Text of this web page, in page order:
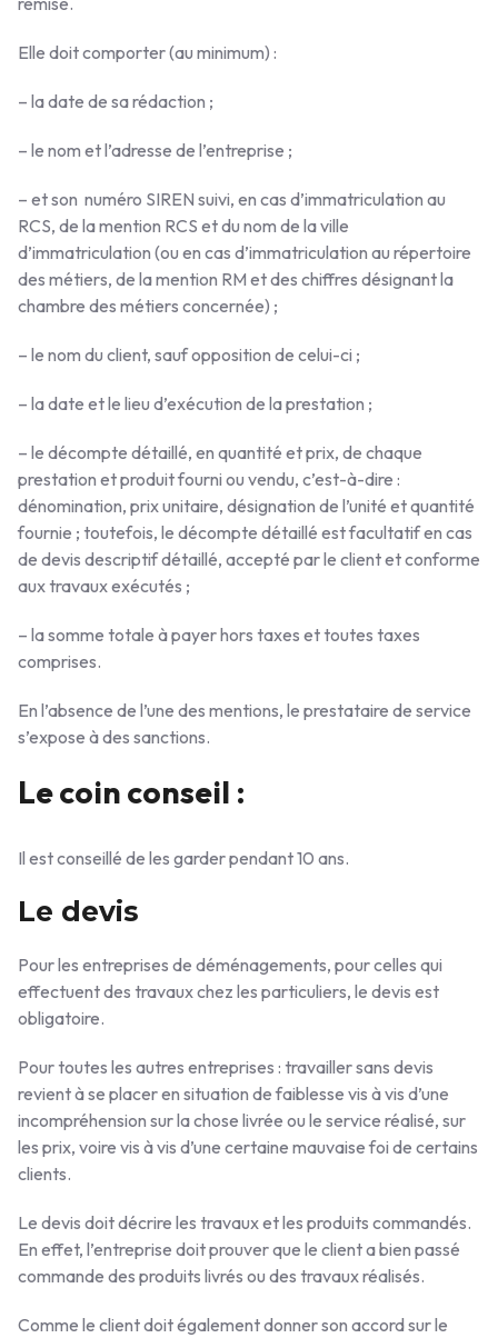
Elle doit comporter (au minimum) :
– la date de sa rédaction ;
– le nom et l’adresse de l’entreprise ;
– et son numéro SIREN suivi, en cas d’immatriculation au
RCS, de la mention RCS et du nom de la ville
d’immatriculation (ou en cas d’immatriculation au répertoire
des métiers, de la mention RM et des chiffres désignant la
chambre des métiers concernée) ;
– le nom du client, sauf opposition de celui-ci ;
– la date et le lieu d’exécution de la prestation ;
– le décompte détaillé, en quantité et prix, de chaque
prestation et produit fourni ou vendu, c’est-à-dire :
dénomination, prix unitaire, désignation de l’unité et quantité
fournie ; toutefois, le décompte détaillé est facultatif en cas
de devis descriptif détaillé, accepté par le client et conforme
aux travaux exécutés ;
– la somme totale à payer hors taxes et toutes taxes
comprises.
En l’absence de l’une des mentions, le prestataire de service
s’expose à des sanctions.
Le coin conseil :
Il est conseillé de les garder pendant 10 ans.
Le devis
Pour les entreprises de déménagements, pour celles qui
effectuent des travaux chez les particuliers, le devis est
obligatoire.
Pour toutes les autres entreprises : travailler sans devis
revient à se placer en situation de faiblesse vis à vis d’une
incompréhension sur la chose livrée ou le service réalisé, sur
les prix, voire vis à vis d’une certaine mauvaise foi de certains
clients.
Le devis doit décrire les travaux et les produits commandés.
En effet, l’entreprise doit prouver que le client a bien passé
commande des produits livrés ou des travaux réalisés.
Comme le client doit également donner son accord sur le